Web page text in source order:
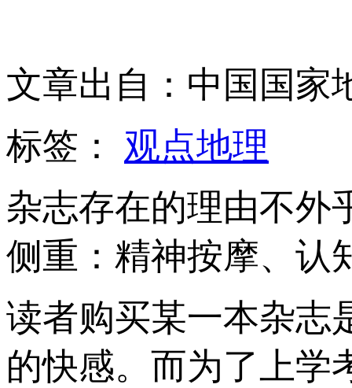
文章出自：中国国家
标签： 观点地理
杂志存在的理由不外
侧重：精神按摩、认
读者购买某一本杂志
的快感。而为了上学